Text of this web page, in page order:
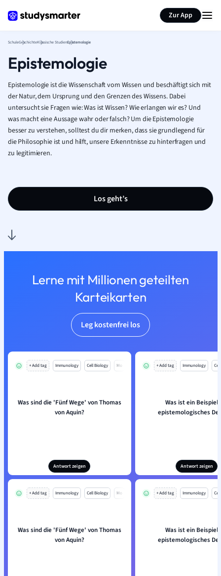
Zur App
SchuleGeschichteKlassische StudienEpistemologie
Epistemologie
Epistemologie ist die Wissenschaft vom Wissen und beschäftigt sich mit
der Natur, dem Ursprung und den Grenzen des Wissens. Dabei
untersucht sie Fragen wie: Was ist Wissen? Wie erlangen wir es? Und
was macht eine Aussage wahr oder falsch? Um die Epistemologie
besser zu verstehen, solltest du dir merken, dass sie grundlegend für
die Philosophie ist und hilft, unsere Erkenntnisse zu hinterfragen und
zu legitimieren.
Los geht’s
Lerne mit Millionen geteilten
Karteikarten
Leg kostenfrei los
+ Add tag Immunology Cell Biology Mo
Was sind die 'Fünf Wege' von Thomas
von Aquin?
Antwort zeigen
+ Add tag Immunology
Was ist ein Beispiel
epistemologisches
Antwort zeigen
+ Add tag Immunology Cell Biology Mo
Was sind die 'Fünf Wege' von Thomas
von Aquin?
+ Add tag Immunology
Was ist ein Beispiel
epistemologisches
Seite zusammenfassen